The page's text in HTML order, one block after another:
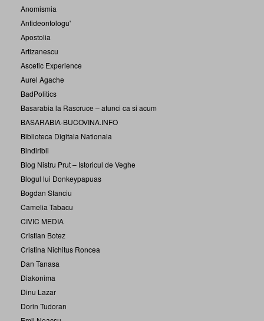
Anomismia
Antideontologu'
Apostolia
Artizanescu
Ascetic Experience
Aurel Agache
BadPolitics
Basarabia la Rascruce – atunci ca si acum
BASARABIA-BUCOVINA.INFO
Biblioteca Digitala Nationala
Bindiribli
Blog Nistru Prut – Istoricul de Veghe
Blogul lui Donkeypapuas
Bogdan Stanciu
Camelia Tabacu
CIVIC MEDIA
Cristian Botez
Cristina Nichitus Roncea
Dan Tanasa
Diakonima
Dinu Lazar
Dorin Tudoran